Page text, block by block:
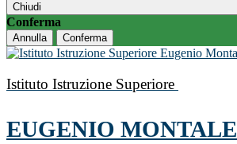
Chiudi
Conferma
Annulla Conferma
Istituto Istruzione Superiore
EUGENIO MONTALE